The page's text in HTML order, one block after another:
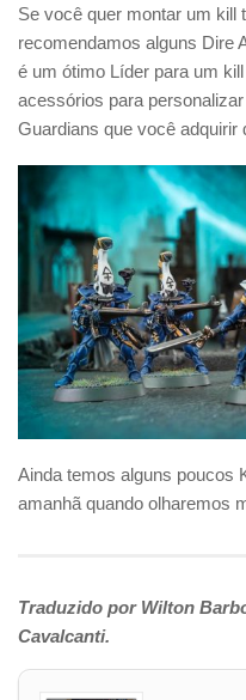
Se você quer montar um kill
recomendamos alguns Dire
é um ótimo Líder para um
acessórios para
Guardians que você adquirir
Ainda temos alguns poucos
amanhã quando olharemos
Traduzido por Wilton
Cavalcanti.